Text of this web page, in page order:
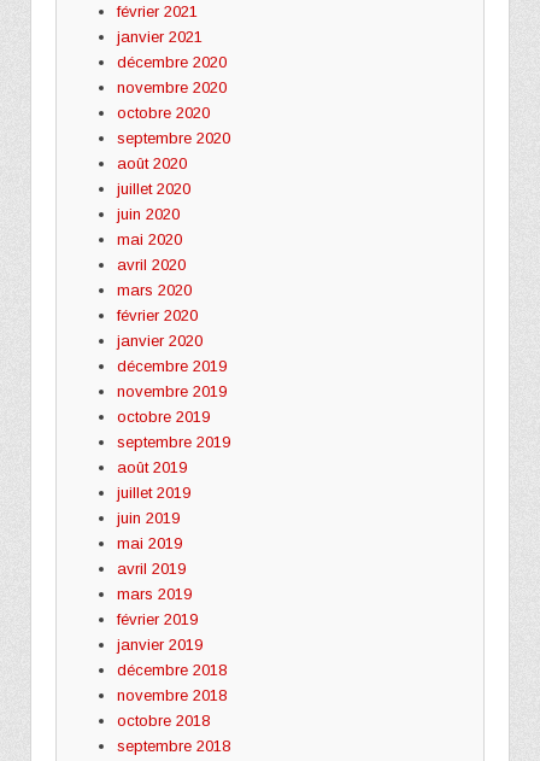
février 2021
janvier 2021
décembre 2020
novembre 2020
octobre 2020
septembre 2020
août 2020
juillet 2020
juin 2020
mai 2020
avril 2020
mars 2020
février 2020
janvier 2020
décembre 2019
novembre 2019
octobre 2019
septembre 2019
août 2019
juillet 2019
juin 2019
mai 2019
avril 2019
mars 2019
février 2019
janvier 2019
décembre 2018
novembre 2018
octobre 2018
septembre 2018